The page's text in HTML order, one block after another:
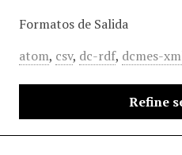
Formatos de Salida
atom, csv, dc-rdf, dcmes-
Refine